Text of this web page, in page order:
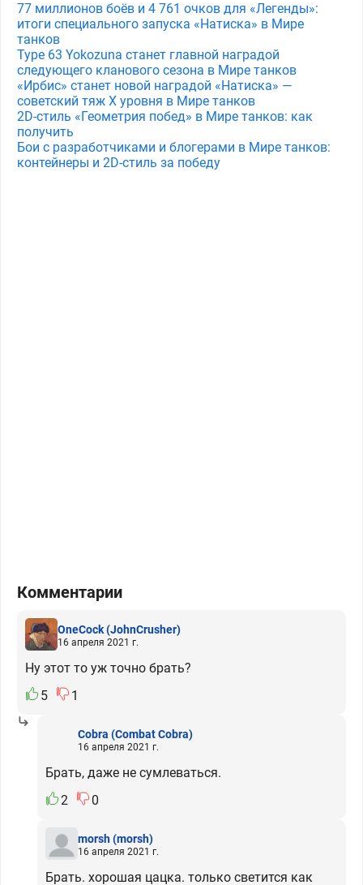
77 миллионов боёв и 4 761 очков для «Легенды»:
итоги специального запуска «Натиска» в Мире
танков
Type 63 Yokozuna станет главной наградой
следующего кланового сезона в Мире танков
«Ирбис» станет новой наградой «Натиска» —
советский тяж X уровня в Мире танков
2D-стиль «Геометрия побед» в Мире танков: как
получить
Бои с разработчиками и блогерами в Мире танков:
контейнеры и 2D-стиль за победу
Комментарии
OneCock(JohnCrusher)
16 апреля 2021 г.
Ну этот то уж точно брать?
5
1
Cobra (Combat Cobra)
16 апреля 2021 г.
Брать, даже не сумлеваться.
2
0
morsh(morsh)
16 апреля 2021 г.
Брать. хорошая цацка. только светится как